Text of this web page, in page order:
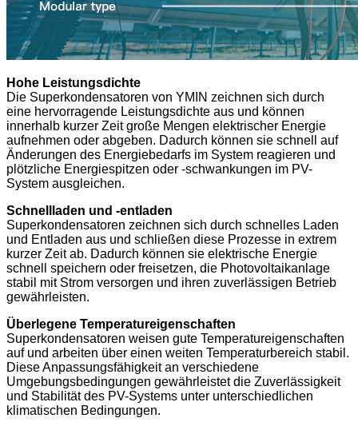
Hohe Leistungsdichte
Die Superkondensatoren von YMIN zeichnen sich durch
eine hervorragende Leistungsdichte aus und können
innerhalb kurzer Zeit große Mengen elektrischer Energie
aufnehmen oder abgeben. Dadurch können sie schnell auf
Änderungen des Energiebedarfs im System reagieren und
plötzliche Energiespitzen oder -schwankungen im PV-
System ausgleichen.
Schnellladen und -entladen
Superkondensatoren zeichnen sich durch schnelles Laden
und Entladen aus und schließen diese Prozesse in extrem
kurzer Zeit ab. Dadurch können sie elektrische Energie
schnell speichern oder freisetzen, die Photovoltaikanlage
stabil mit Strom versorgen und ihren zuverlässigen Betrieb
gewährleisten.
Überlegene Temperatureigenschaften
Superkondensatoren weisen gute Temperatureigenschaften
auf und arbeiten über einen weiten Temperaturbereich stabil.
Diese Anpassungsfähigkeit an verschiedene
Umgebungsbedingungen gewährleistet die Zuverlässigkeit
und Stabilität des PV-Systems unter unterschiedlichen
klimatischen Bedingungen.